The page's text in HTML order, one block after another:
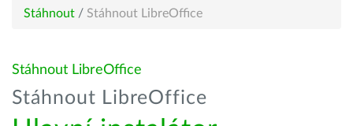
Stáhnout / Stáhnout LibreOffice
Stáhnout LibreOffice
Stáhnout LibreOffice